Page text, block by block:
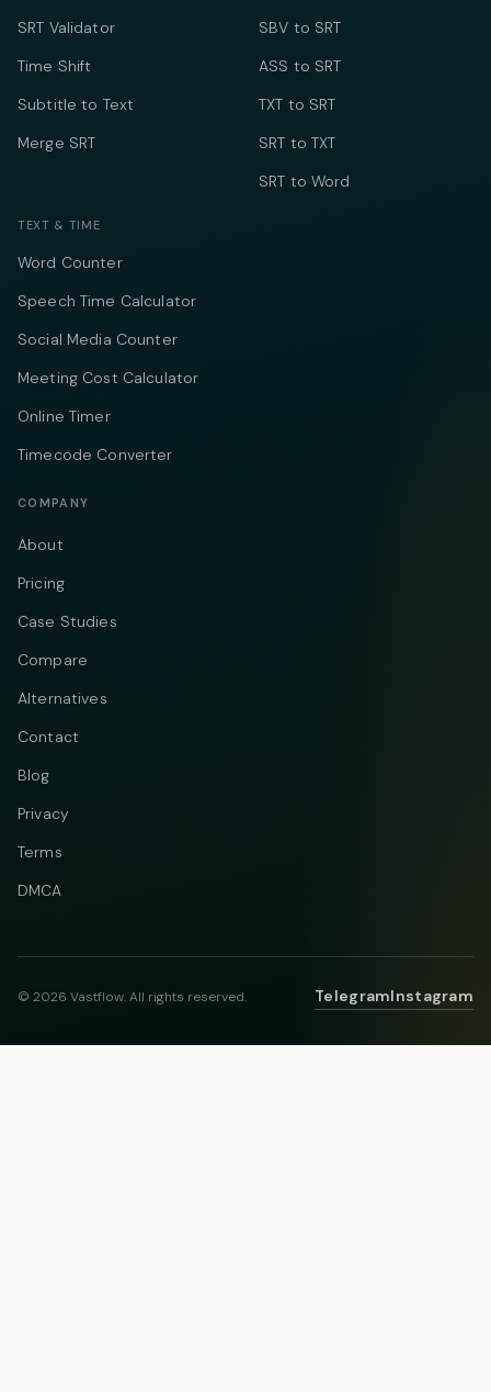
SRT Validator
Time Shift
Subtitle to Text
Merge SRT
SBV to SRT
ASS to SRT
TXT to SRT
SRT to TXT
SRT to Word
TEXT & TIME
Word Counter
Speech Time Calculator
Social Media Counter
Meeting Cost Calculator
Online Timer
Timecode Converter
COMPANY
About
Pricing
Case Studies
Compare
Alternatives
Contact
Blog
Privacy
Terms
DMCA
© 2026 Vastflow. All rights reserved. TelegramInstagram